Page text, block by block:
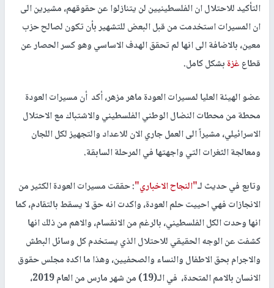
التأكيد للاحتلال ان الفلسطينيين لن يتنازلوا عن حقوقهم، مشيرين الى
ان المسيرات استخدمت من قبل البعض للتشهير بأن تكون لصالح حزب
معين، بالاضافة الى انها لم تحقق الهدف الاساسي وهو كسر الحصار عن
قطاعغزةبشكل كامل.
عضو الهيئة العليا لمسيرات العودة ماهر مزهر، أكد أن مسيرات العودة
محطة من محطات النضال الوطني الفلسطيني والاشتباك مع الاحتلال
الاسرائيلي، مشيراً الى العمل جاري الان للاعداد والتجهيز لكل اللجان
ومعالجة الثغرات التي واجهتها في المرحلة السابقة.
وتابع في حديث لـ"النجاح الاخباري": حققت مسيرات العودة الكثير من
الانجازات فهي احييت حلم العودة، واكدت انه حق لا يسقط بالتقادم، كما
انها وحدت الكل الفلسطيني، بالرغم من الانقسام، والاهم من ذلك انها
كشفت عن الوجه الحقيقي للاحتلال الذي يستخدم كل وسائل البطش
والاجرام بحق الاطفال والنساء والصحفيين، وهذا ما اكده مجلس حقوق
الانسان بالامم المتحدة، في الـ(19) من شهر مارس من العام 2019،